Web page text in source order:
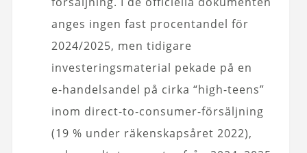
anges ingen fast procentandel för
2024/2025, men tidigare
investeringsmaterial pekade på en
e‑handelsandel på cirka “high-teens”
inom direct‑to‑consumer-försäljning
(19 % under räkenskapsåret 2022),